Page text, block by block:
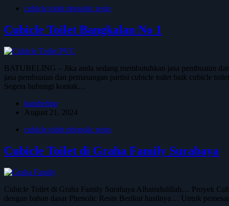
cubicle toilet phenolic resin
Cubicle Toilet Bangkalan No 1
BATUBELING – Jika anda sedang membutuhkan jasa pembuatan
jasa pembuatan dan pemasangan partisi cubicle toilet baik cubicle
Segera hubungi kontak…
batubeling
August 21, 2024
cubicle toilet phenolic resin
Cubicle Toilet di Graha Family Surabaya
Cubicle Toilet di Graha Family Surabaya Alhamdulillah… Proyek
dengan bahan dasar Phenolic Resin Berikut hasilnya… Untuk